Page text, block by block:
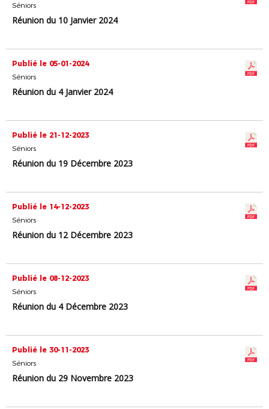
Séniors
Réunion du 10 Janvier 2024
Publié le 05-01-2024
Séniors
Réunion du 4 Janvier 2024
Publié le 21-12-2023
Séniors
Réunion du 19 Décembre 2023
Publié le 14-12-2023
Séniors
Réunion du 12 Décembre 2023
Publié le 08-12-2023
Séniors
Réunion du 4 Décembre 2023
Publié le 30-11-2023
Séniors
Réunion du 29 Novembre 2023